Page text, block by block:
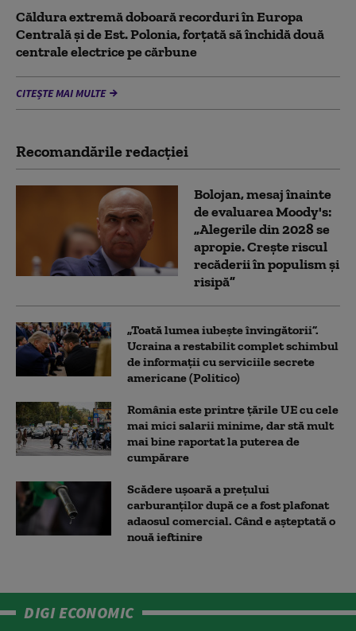
Căldura extremă doboară recorduri în Europa
Centrală și de Est. Polonia, forțată să închidă două
centrale electrice pe cărbune
CITEȘTE MAI MULTE
Recomandările redacţiei
Bolojan, mesaj înainte
de evaluarea Moody's:
„Alegerile din 2028 se
apropie. Crește riscul
recăderii în populism și
risipă”
„Toată lumea iubește învingătorii”.
Ucraina a restabilit complet schimbul
de informații cu serviciile secrete
americane (Politico)
România este printre țările UE cu cele
mai mici salarii minime, dar stă mult
mai bine raportat la puterea de
cumpărare
Scădere ușoară a prețului
carburanților după ce a fost plafonat
adaosul comercial. Când e așteptată o
nouă ieftinire
DIGI ECONOMIC